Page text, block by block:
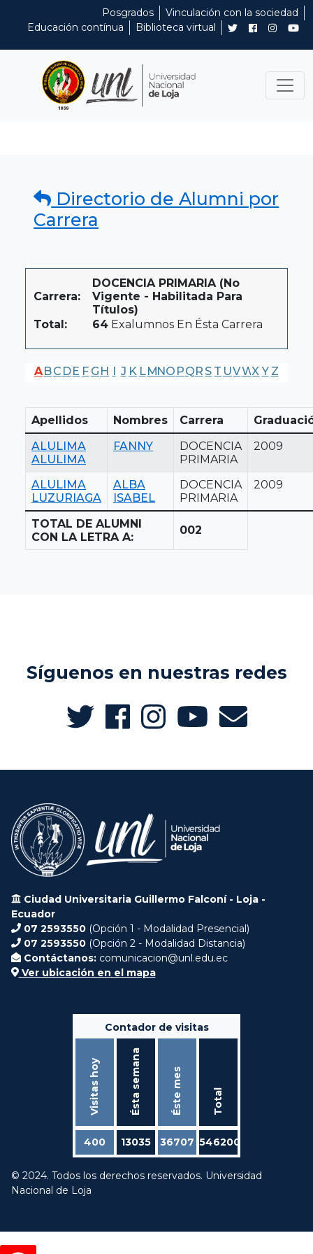
Posgrados
Vinculación con la sociedad
Educación contínua
Biblioteca virtual
Directorio de Alumni por
Carrera
Carrera:
DOCENCIA PRIMARIA (No
Vigente - Habilitada Para
Títulos)
Total:
64 Exalumnos En Ésta Carrera
ABC DE F G H I J K LMNO PQR S T UVWX Y Z
Apellidos Nombres Carrera
ALULIMA
ALULIMA
FANNY
DOCENCIA
PRIMARIA
2009
ALULIMA
LUZURIAGA
ALBA
ISABEL
DOCENCIA
PRIMARIA
2009
TOTAL DE ALUMNI
CON LA LETRA A:
002
Síguenos en nuestras redes
Ciudad Universitaria Guillermo Falconí - Loja -
Ecuador
07 2593550 (Opción 1 - Modalidad Presencial)
07 2593550 (Opción 2 - Modalidad Distancia)
Contáctanos: comunicacion@unl.edu.ec
Ver ubicación en el mapa
Contador de visitas
Visitas hoy Ésta semana Éste mes Total
400 13035 36707 546200
© 2024. Todos los derechos reservados. Universidad
Nacional de Loja